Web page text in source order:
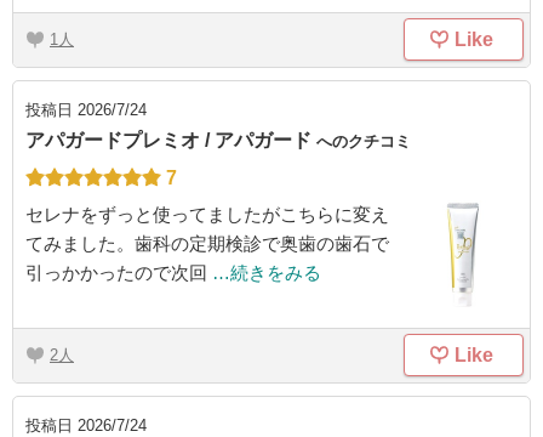
1 Like
投稿日 2026/7/24
アパガードプレミオ / アパガード へのクチコミ
7
セレナをずっと使ってましたがこちらに変え
てみました。歯科の定期検診で奥歯の歯石で
引っかかったので次回 …続きをみる
2 Like
投稿日 2026/7/24